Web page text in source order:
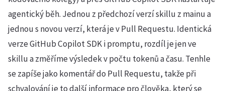
agentický běh. Jednou z předchozí verzí skillu z mainu a
jednou s novou verzí, která je v Pull Requestu. Identická
verze GitHub Copilot SDK i promptu, rozdíl je jen ve
skillu a změříme výsledek v počtu tokenů a času. Tenhle
se zapíše jako komentář do Pull Requestu, takže při
schvalování je to další informace pro člověka, který se